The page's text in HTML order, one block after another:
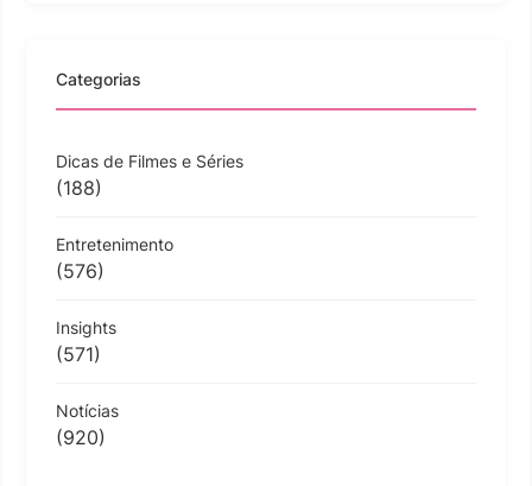
Categorias
Dicas de Filmes e Séries
(188)
Entretenimento
(576)
Insights
(571)
Notícias
(920)